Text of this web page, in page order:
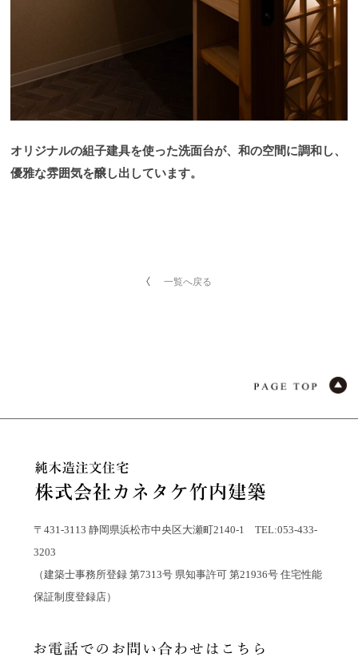
オリジナルの組子建具を使った洗面台が、和の空間に調和し、
優雅な雰囲気を醸し出しています。
一覧へ戻る
〒431-3113 静岡県浜松市中央区大瀬町2140-1 TEL:053-433-
3203
（建築士事務所登録 第7313号 県知事許可 第21936号 住宅性能
保証制度登録店）